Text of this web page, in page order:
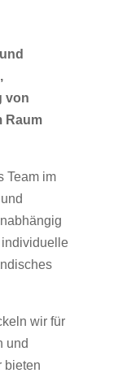
,
von
Raum
Team im
wir für
und
bieten